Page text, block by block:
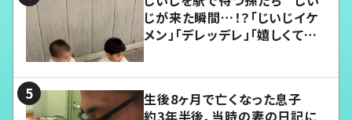
じが来た瞬間…！？「じいじイケ
メン」「デレッデレ」「嬉しくて可
生後8ヶ月で亡くなった息子